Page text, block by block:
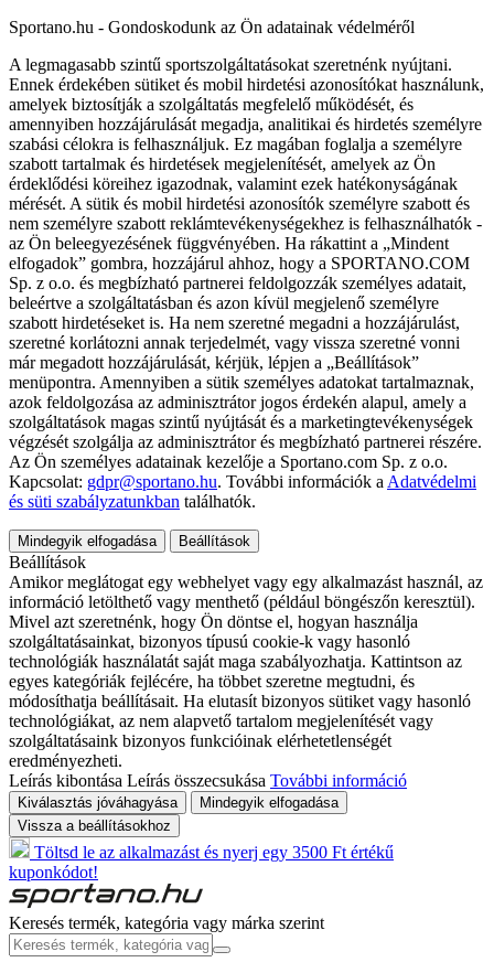
Sportano.hu - Gondoskodunk az Ön adatainak védelméről
A legmagasabb szintű sportszolgáltatásokat szeretnénk nyújtani.
Ennek érdekében sütiket és mobil hirdetési azonosítókat használunk,
amelyek biztosítják a szolgáltatás megfelelő működését, és
amennyiben hozzájárulását megadja, analitikai és hirdetés személyre
szabási célokra is felhasználjuk. Ez magában foglalja a személyre
szabott tartalmak és hirdetések megjelenítését, amelyek az Ön
érdeklődési köreihez igazodnak, valamint ezek hatékonyságának
mérését. A sütik és mobil hirdetési azonosítók személyre szabott és
nem személyre szabott reklámtevékenységekhez is felhasználhatók -
az Ön beleegyezésének függvényében. Ha rákattint a „Mindent
elfogadok” gombra, hozzájárul ahhoz, hogy a SPORTANO.COM
Sp. z o.o. és megbízható partnerei feldolgozzák személyes adatait,
beleértve a szolgáltatásban és azon kívül megjelenő személyre
szabott hirdetéseket is. Ha nem szeretné megadni a hozzájárulást,
szeretné korlátozni annak terjedelmét, vagy vissza szeretné vonni
már megadott hozzájárulását, kérjük, lépjen a „Beállítások”
menüpontra. Amennyiben a sütik személyes adatokat tartalmaznak,
azok feldolgozása az adminisztrátor jogos érdekén alapul, amely a
szolgáltatások magas szintű nyújtását és a marketingtevékenységek
végzését szolgálja az adminisztrátor és megbízható partnerei részére.
Az Ön személyes adatainak kezelője a Sportano.com Sp. z o.o.
Kapcsolat: gdpr@sportano.hu. További információk a Adatvédelmi
és süti szabályzatunkban találhatók.
Mindegyik elfogadása Beállítások
Beállítások
Amikor meglátogat egy webhelyet vagy egy alkalmazást használ, az
információ letölthető vagy menthető (például böngészőn keresztül).
Mivel azt szeretnénk, hogy Ön döntse el, hogyan használja
szolgáltatásainkat, bizonyos típusú cookie-k vagy hasonló
technológiák használatát saját maga szabályozhatja. Kattintson az
egyes kategóriák fejlécére, ha többet szeretne megtudni, és
módosíthatja beállításait. Ha elutasít bizonyos sütiket vagy hasonló
technológiákat, az nem alapvető tartalom megjelenítését vagy
szolgáltatásaink bizonyos funkcióinak elérhetetlenségét
eredményezheti.
Leírás kibontása Leírás összecsukása További információ
Kiválasztás jóváhagyása
Mindegyik elfogadása
Vissza a beállításokhoz
Töltsd le az alkalmazást és nyerj egy 3500 Ft értékű
kuponkódot!
Keresés termék, kategória vagy márka szerint